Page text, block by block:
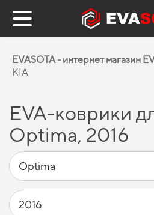
EVASOTA - интернет магазин
KIA
EVA-коврики
Optima, 2016